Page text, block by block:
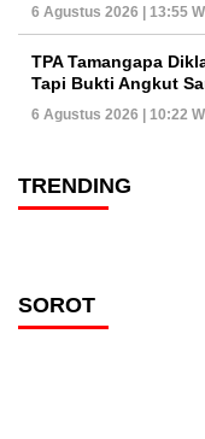
6 Agustus 2026 | 13:55
TPA Tamangapa
Tapi Bukti Angkut
6 Agustus 2026 | 10:22
TRENDING
SOROT